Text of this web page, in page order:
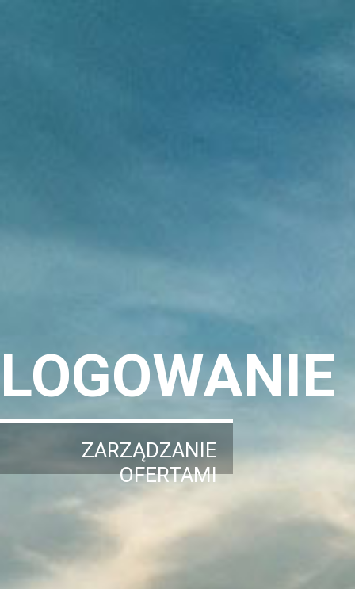
LOGOWANIE
ZARZĄDZANIE
OFERTAMI